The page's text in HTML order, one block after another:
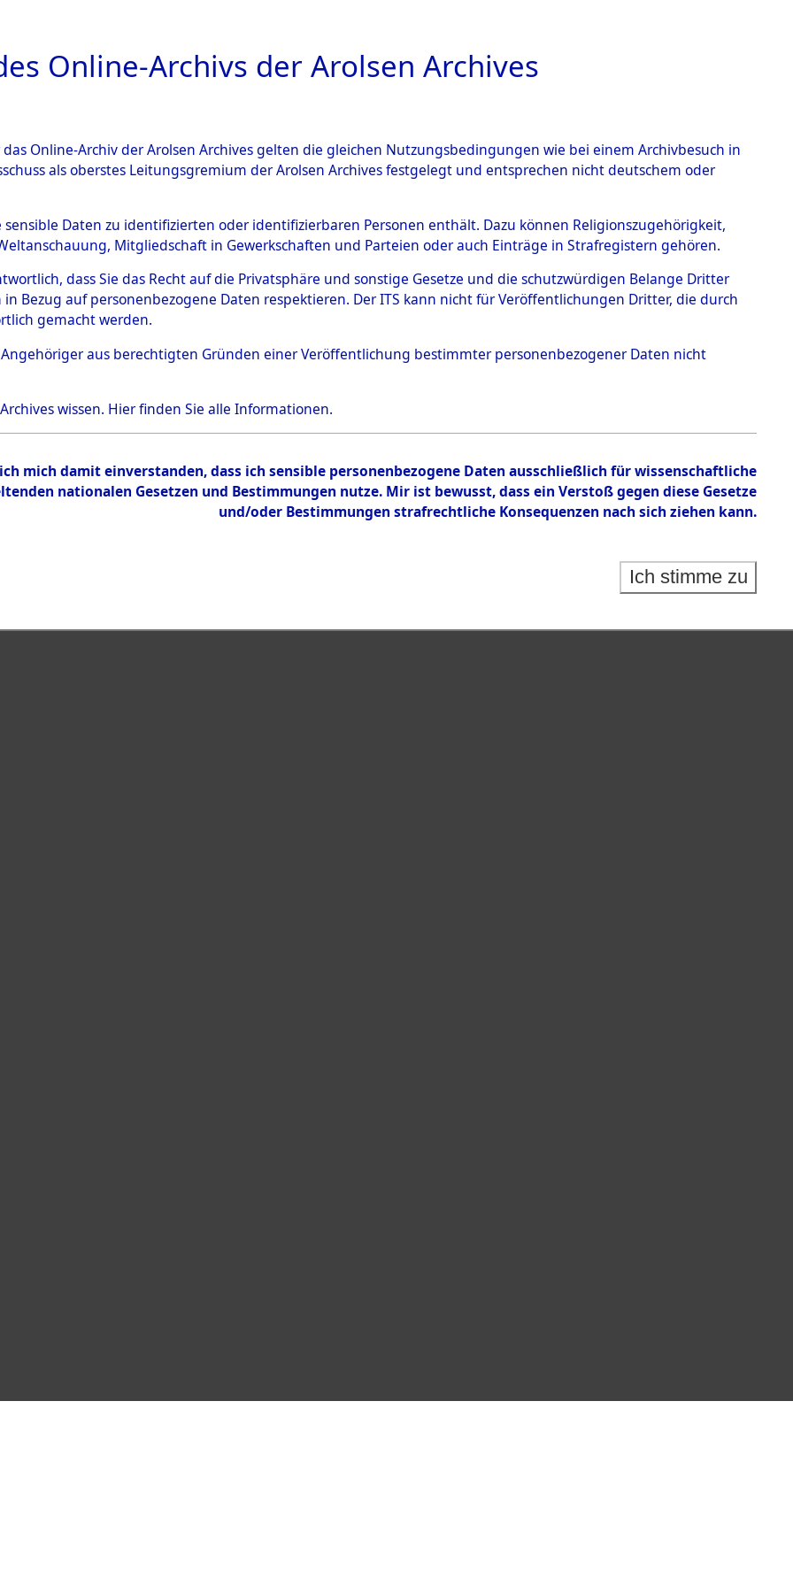
ARCHIVALE ÜBERSICHT BILD
0005 (108006990)
Person HOEVE, JAN
Bestand
Online-Archivs der Arolsen Archives
Online-Archiv der Arolsen Archives gelten die gleichen Nutzungsbedingungen wie bei einem Archivbesuch in
als oberstes Leitungsgremium der Arolsen Archives festgelegt und entsprechen nicht deutschem oder
sensible Daten zu identifizierten oder identifizierbaren Personen enthält. Dazu können Religionszugehörigkeit,
Mitgliedschaft in Gewerkschaften und Parteien oder auch Einträge in Strafregistern gehören.
dass Sie das Recht auf die Privatsphäre und sonstige Gesetze und die schutzwürdigen Belange Dritter
Bezug auf personenbezogene Daten respektieren. Der ITS kann nicht für Veröffentlichungen Dritter, die durch
gemacht werden.
Angehöriger aus berechtigten Gründen einer Veröffentlichung bestimmter personenbezogener Daten nicht
wissen. Hierfinden Sie alle Informationen.
mich damit einverstanden, dass ich sensible personenbezogene Daten ausschließlich für wissenschaftliche
nationalen Gesetzen und Bestimmungen nutze. Mir ist bewusst, dass ein Verstoß gegen diese Gesetze
und/oder Bestimmungen strafrechtliche Konsequenzen nach sich ziehen kann.
Ich stimme zu